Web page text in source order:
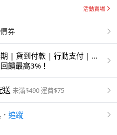
活動賣場
券
| 貨到付款 | 行動支付 | 超
聯卡
饋最高3%！
送 未滿$490 運費$75
． 追蹤